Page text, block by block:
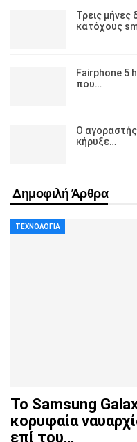
Τρεις μήνες
κατόχους
Fairphone 5
που…
Ο
κήρυξε…
Δημοφιλή Άρθρα
ΤΕΧΝΟΛΟΓΊΑ
Το Samsung
κορυφαία
επί του…